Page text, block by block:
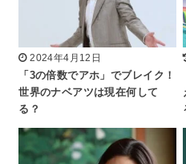
2024年4月12日
「3の倍数でアホ」でブレイク！
世界のナベアツは現在何して
る？